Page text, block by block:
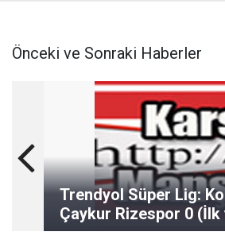
Önceki ve Sonraki Haberler
Trendyol Süper Lig:
Çaykur Rizespor 0 (İlk